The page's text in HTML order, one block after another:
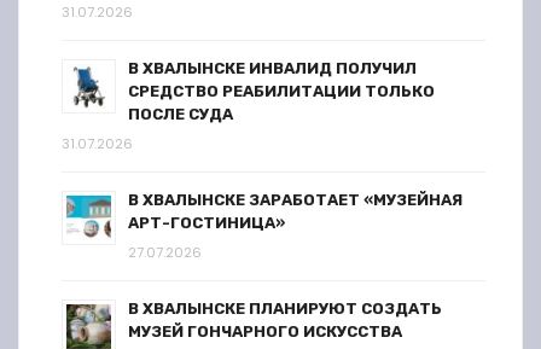
31.07.2026
В ХВАЛЫНСКЕ ИНВАЛИД ПОЛУЧИЛ
СРЕДСТВО РЕАБИЛИТАЦИИ ТОЛЬКО
ПОСЛЕ СУДА
31.07.2026
В ХВАЛЫНСКЕ ЗАРАБОТАЕТ «МУЗЕЙНАЯ
АРТ-ГОСТИНИЦА»
27.07.2026
В ХВАЛЫНСКЕ ПЛАНИРУЮТ СОЗДАТЬ
МУЗЕЙ ГОНЧАРНОГО ИСКУССТВА